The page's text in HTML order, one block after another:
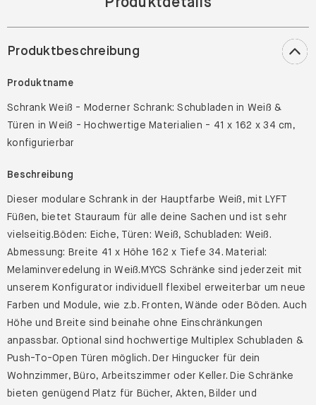
Produktname
Schrank Weiß - Moderner Schrank: Schubladen in Weiß &
konfigurierbar
Beschreibung
Dieser modulare Schrank in der Hauptfarbe Weiß, mit LYFT
vielseitig.Böden: Eiche, Türen: Weiß, Schubladen: Weiß.
Abmessung: Breite 41 x Höhe 162 x Tiefe 34. Material:
Melaminveredelung in Weiß.MYCS Schränke sind jederzeit mit
unserem Konfigurator individuell flexibel erweiterbar um neue
Farben und Module, wie z.b. Fronten, Wände oder Böden. Auch
Höhe und Breite sind beinahe ohne Einschränkungen
anpassbar. Optional sind hochwertige Multiplex Schubladen &
Push-To-Open Türen möglich. Der Hingucker für dein
Wohnzimmer, Büro, Arbeitszimmer oder Keller. Die Schränke
bieten genügend Platz für Bücher, Akten, Bilder und
Ordner.Die Lieferung erfolgt innerhalb weniger Wochen.